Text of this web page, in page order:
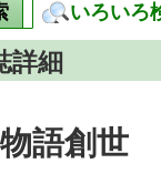
いろいろ
詳細
物語創世